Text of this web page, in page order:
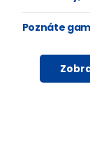
Poznáte